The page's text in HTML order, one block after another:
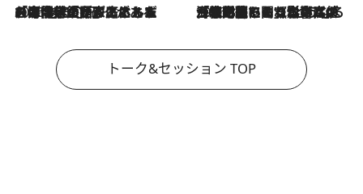
2026.8.3
「今後値上げがあるとすれば…」「リスクがあるのは今年の冬」エネルギー専門家が語る、ホルムズ海峡封鎖が家庭にもたらす“ある心配” 2026.8.3
「住宅建てられない…」「サーチャージ料の高値が続いている」ホルムズ海峡封鎖による影響はいつまで続く？《エネルギー専門家に聞く“どうなる日本の暮らし”》
トーク&セッション TOP